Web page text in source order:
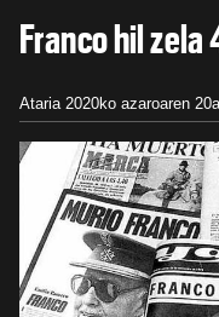
Franco hil
Ataria 2020ko azaroaren 20a